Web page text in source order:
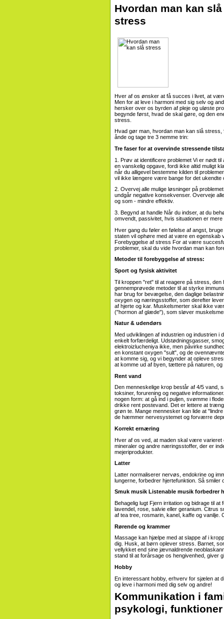
Hvordan man kan
stress
Hver af os ønsker at få succes i livet, at
Men for at leve i harmoni med sig selv og
hersker over os byrden af ​​pleje og uløste
begynde først, hvad de skal gøre, og den
stress.
Hvad gør man, hvordan man kan slå
ånde og tage tre 3 nemme trin:
Tre faser for at overvinde stressende
1. Prøv at identificere problemet Vi er nødt
en vanskelig opgave, fordi ikke altid muligt
når du alligevel bestemme kilden til
vil ikke længere være bange for det ukendte
2. Overvej alle mulige løsninger på
undgår negative konsekvenser. Overveje
og som - mindre effektiv.
3. Begynd at handle Når du indser, at du
omvendt, passivitet, hvis situationen er
Hver gang du føler en følelse af angst,
staten vil ophøre med at være en egenskab
Forebyggelse af stress For at være
problemer, skal du vide hvordan man kan
Metoder til forebyggelse af stress:
Sport og fysisk aktivitet
Til kroppen "ret" til at reagere på stress,
gennemprøvede metoder til at styrke
har brug for bevægelse, den daglige
oxygen og næringsstoffer, som derefter
af hjerte og kar. Muskelsmerter skal ikke
("hormon af glæde"), som sløver
Natur & udendørs
Med udviklingen af ​​industrien og industrien
enkelt forfærdeligt. Udstødningsgasser,
elektroizlucheniya ikke, men påvirke
en konstant oxygen "sult", og de
at komme sig, og vi begynder at opleve
at komme ud af byen, tættere på naturen,
Rent vand
Den menneskelige krop består af 4/5 vand,
toksiner, forurening og negative
nogen form: at gå ind i puljen, svømme i
drikke rent postevand. Det er lettere at
grøn te. Mange mennesker kan lide at
de hæmmer nervesystemet og forværre
Korrekt ernæring
Hver af os ved, at maden skal være varieret
mineraler og andre næringsstoffer, der er
mejeriprodukter.
Latter
Latter normaliserer nervøs, endokrine og
lungerne, forbedrer hjertefunktion. Så smiler
Smuk musik Listenable musik forbedrer
Behagelig lugt Fjern irritation og bidrage til
lavendel, rose, salvie eller geranium. Citrus
af tea tree, rosmarin, kanel, kaffe og vanilje.
Rørende og krammer
Massage kan hjælpe med at slappe af i
dig. Husk, at børn oplever stress. Barnet,
vellykket end sine jævnaldrende
stand til at forårsage os hengivenhed, giver
Hobby
En interessant hobby, erhverv for sjælen at
og leve i harmoni med dig selv og andre!
Kommunikation i
psykologi,